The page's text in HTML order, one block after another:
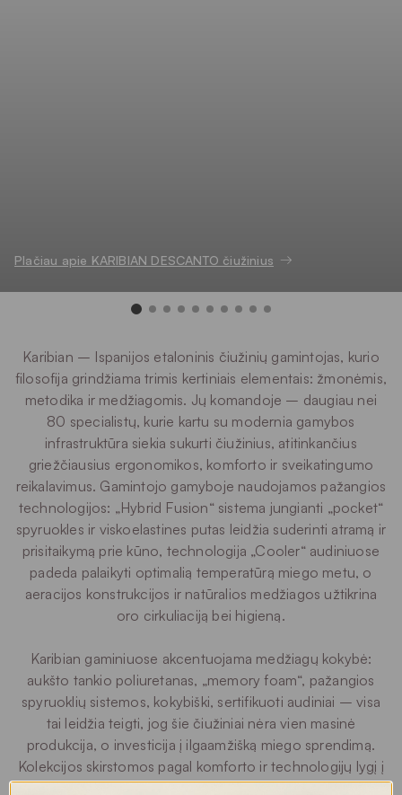
Plačiau apie KARIBIAN DESCANTO čiužinius
Karibian – Ispanijos etaloninis čiužinių gamintojas, kurio
filosofija grindžiama trimis kertiniais elementais: žmonėmis,
metodika ir medžiagomis. Jų komandoje – daugiau nei
80 specialistų, kurie kartu su modernia gamybos
infrastruktūra siekia sukurti čiužinius, atitinkančius
griežčiausius ergonomikos, komforto ir sveikatingumo
reikalavimus. Gamintojo gamyboje naudojamos pažangios
technologijos: „Hybrid Fusion“ sistema jungianti „pocket“
spyruokles ir viskoelastines putas leidžia suderinti atramą ir
prisitaikymą prie kūno, technologija „Cooler“ audiniuose
padeda palaikyti optimalią temperatūrą miego metu, o
aeracijos konstrukcijos ir natūralios medžiagos užtikrina
oro cirkuliaciją bei higieną.
Karibian gaminiuose akcentuojama medžiagų kokybė:
aukšto tankio poliuretanas, „memory foam“, pažangios
spyruoklių sistemos, kokybiški, sertifikuoti audiniai – visa
tai leidžia teigti, jog šie čiužiniai nėra vien masinė
produkcija, o investicija į ilgaamžišką miego sprendimą.
Kolekcijos skirstomos pagal komforto ir technologijų lygį į
serijas: Silver, Gold ir Platinum, todėl vartotojas gali